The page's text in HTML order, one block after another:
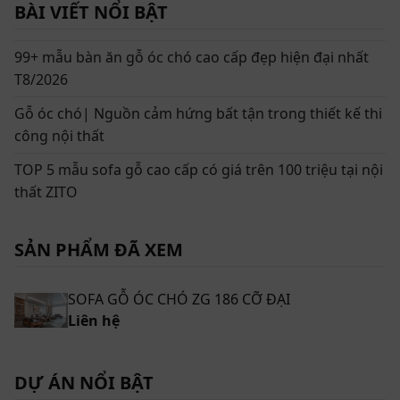
Sofa gỗ óc chó ZG 186 là sự hòa quyện giữa chất liệu quý và
Thông tin chi tiết về sản phẩm Sofa gỗ óc chó
cho phòng khách cỡ đại ZG 186
Tên sản phẩm: Sofa gỗ óc chó ZG 186 cỡ đại
Kích thước: Có thể tùy chỉnh kích thước theo yêu cầu
BÀI VIẾT NỔI BẬT
99+ mẫu bàn ăn gỗ óc chó cao cấp đẹp hiện đại nhất
T8/2026
Gỗ óc chó| Nguồn cảm hứng bất tận trong thiết kế thi
công nội thất
TOP 5 mẫu sofa gỗ cao cấp có giá trên 100 triệu tại nội
thất ZITO
SẢN PHẨM ĐÃ XEM
SOFA GỖ ÓC CHÓ ZG 186 CỠ ĐẠI
Liên hệ
DỰ ÁN NỔI BẬT